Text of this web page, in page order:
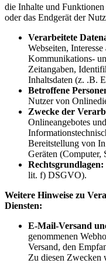
die Inhalte und
oder das Endgerät der
Verarbeitete
Webseiten,
Kommunikations-
Zeitangaben,
Inhaltsdaten (z. .B.
Betroffene
Nutzer von
Zwecke der
Onlineangebotes
Bereitstellung von
Geräten (Computer,
Rechtsgrundlagen:
lit. f) DSGVO).
Weitere Hinweise zu
Diensten:
E-Mail-Versand
genommenen
Versand, den
Zu diesen Zwecken